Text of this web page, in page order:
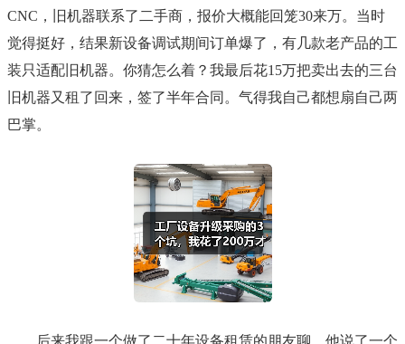
CNC，旧机器联系了二手商，报价大概能回笼30来万。当时
觉得挺好，结果新设备调试期间订单爆了，有几款老产品的工
装只适配旧机器。你猜怎么着？我最后花15万把卖出去的三台
旧机器又租了回来，签了半年合同。气得我自己都想扇自己两
巴掌。
后来我跟一个做了二十年设备租赁的朋友聊，他说了一个